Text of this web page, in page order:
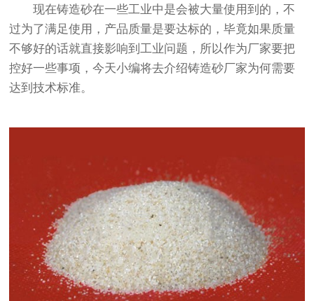
现在铸造砂在一些工业中是会被大量使用到的，不
过为了满足使用，产品质量是要达标的，毕竟如果质量
不够好的话就直接影响到工业问题，所以作为厂家要把
控好一些事项，今天小编将去介绍铸造砂厂家为何需要
达到技术标准。